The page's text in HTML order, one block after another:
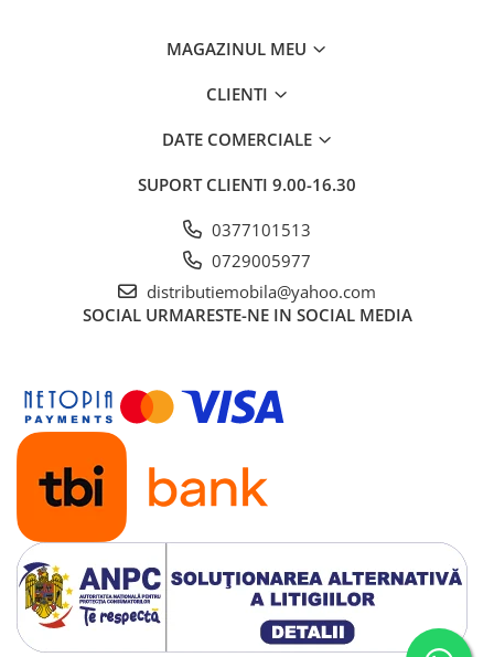
MAGAZINUL MEU
CLIENTI
DATE COMERCIALE
SUPORT CLIENTI 9.00-16.30
0377101513
0729005977
distributiemobila@yahoo.com
SOCIAL URMARESTE-NE IN SOCIAL MEDIA